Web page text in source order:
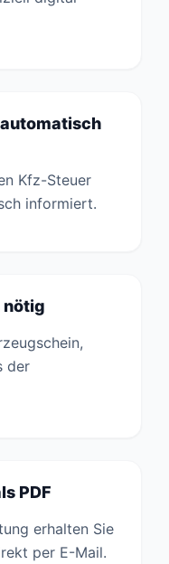
Kfz-Steuer
informiert.
nötig
der
PDF
erhalten Sie
per E-Mail.